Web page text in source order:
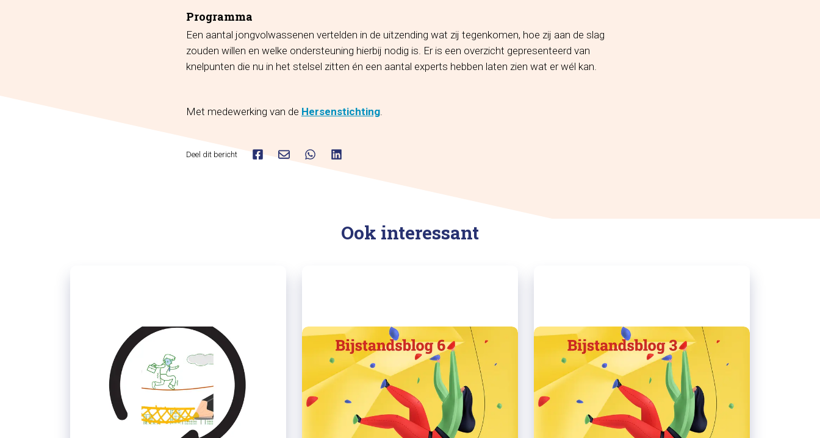
Programma
Een aantal jongvolwassenen vertelden in de uitzending wat zij tegenkomen, hoe zij aan de slag
zouden willen en welke ondersteuning hierbij nodig is. Er is een overzicht gepresenteerd van
knelpunten die nu in het stelsel zitten én een aantal experts hebben laten zien wat er wél kan.
Met medewerking van de Hersenstichting.
Deel dit bericht
Ook interessant
16/06/2023
Terugkijken 15 juni 2023
25/05/2023
Bijstandsblog 6: Krijgen we
22/03/2023
Bijstandsblog 3: Wat fijn dat